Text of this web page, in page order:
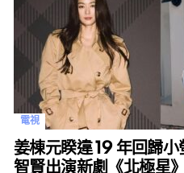
電視
姜棟元睽違 19 年回歸
智賢出演新劇《北極星